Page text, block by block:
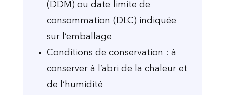
(DDM) ou date limite de
consommation (DLC) indiquée
sur l’emballage
Conditions de conservation : à
conserver à l’abri de la chaleur et
de l’humidité